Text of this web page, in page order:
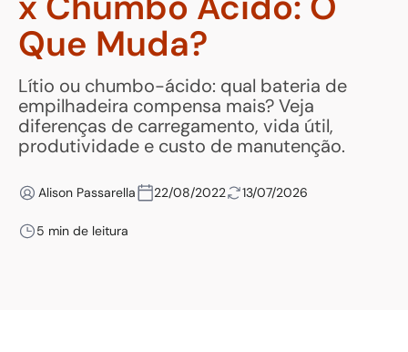
Que Muda?
Lítio ou chumbo-ácido: qual bateria de
empilhadeira compensa mais? Veja
diferenças de carregamento, vida útil,
produtividade e custo de manutenção.
Alison Passarella 22/08/2022 13/07/2026
5 min de leitura